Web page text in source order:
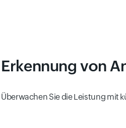
Erkennung von
Überwachen Sie die Leistung mit